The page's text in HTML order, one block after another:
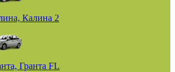
Калина 2
Гранта FL